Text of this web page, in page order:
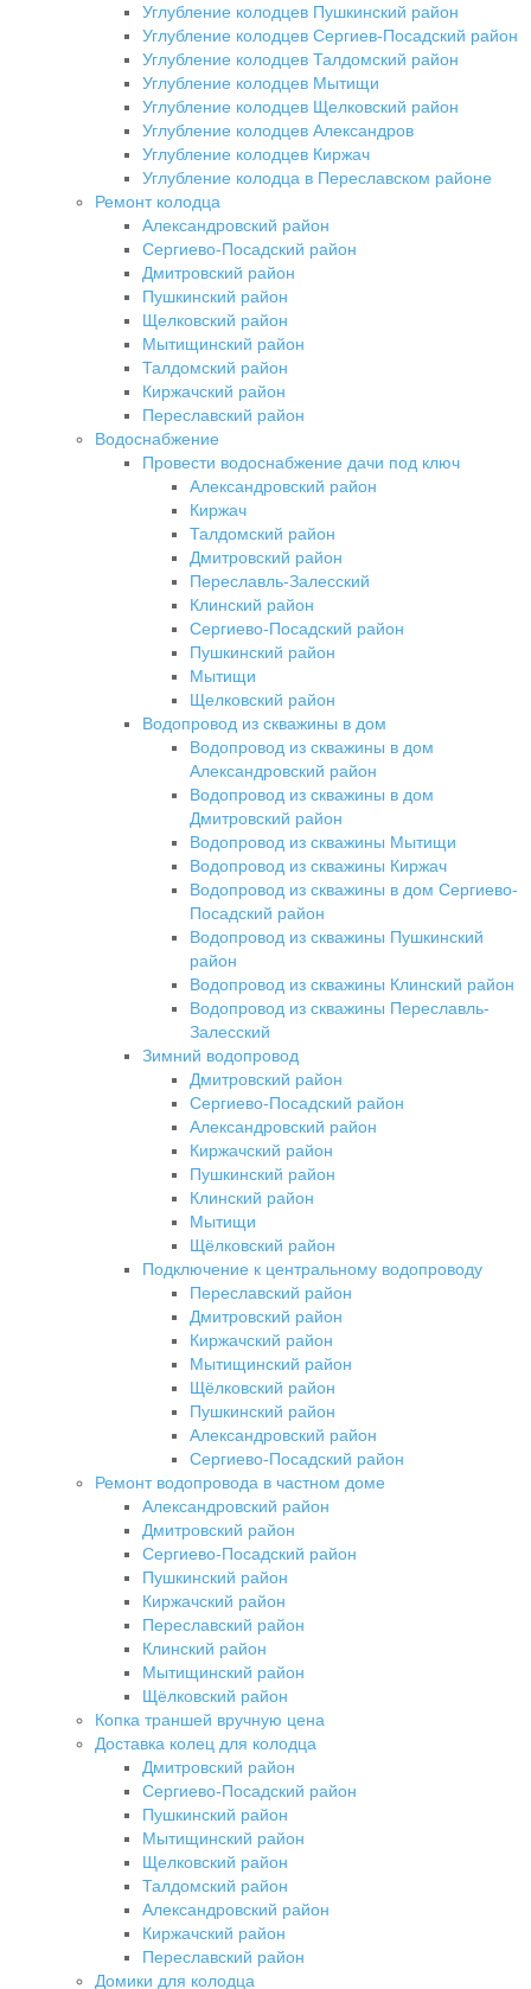
Углубление колодцев Пушкинский район
Углубление колодцев Сергиев-Посадский район
Углубление колодцев Талдомский район
Углубление колодцев Мытищи
Углубление колодцев Щелковский район
Углубление колодцев Александров
Углубление колодцев Киржач
Углубление колодца в Переславском районе
Ремонт колодца
Александровский район
Сергиево-Посадский район
Дмитровский район
Пушкинский район
Щелковский район
Мытищинский район
Талдомский район
Киржачский район
Переславский район
Водоснабжение
Провести водоснабжение дачи под ключ
Александровский район
Киржач
Талдомский район
Дмитровский район
Переславль-Залесский
Клинский район
Сергиево-Посадский район
Пушкинский район
Мытищи
Щелковский район
Водопровод из скважины в дом
Водопровод из скважины в дом
Александровский район
Водопровод из скважины в дом
Дмитровский район
Водопровод из скважины Мытищи
Водопровод из скважины Киржач
Водопровод из скважины в дом Сергиево-
Посадский район
Водопровод из скважины Пушкинский
район
Водопровод из скважины Клинский район
Водопровод из скважины Переславль-
Залесский
Зимний водопровод
Дмитровский район
Сергиево-Посадский район
Александровский район
Киржачский район
Пушкинский район
Клинский район
Мытищи
Щёлковский район
Подключение к центральному водопроводу
Переславский район
Дмитровский район
Киржачский район
Мытищинский район
Щёлковский район
Пушкинский район
Александровский район
Сергиево-Посадский район
Ремонт водопровода в частном доме
Александровский район
Дмитровский район
Сергиево-Посадский район
Пушкинский район
Киржачский район
Переславский район
Клинский район
Мытищинский район
Щёлковский район
Копка траншей вручную цена
Доставка колец для колодца
Дмитровский район
Сергиево-Посадский район
Пушкинский район
Мытищинский район
Щелковский район
Талдомский район
Александровский район
Киржачский район
Переславский район
Домики для колодца